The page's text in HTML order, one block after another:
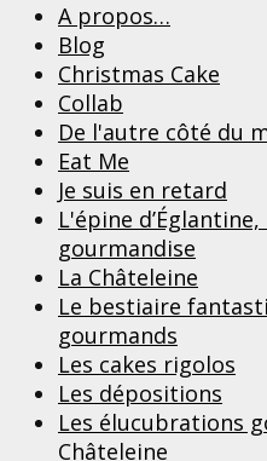
A propos…
Blog
Christmas Cake
Collab
De l'autre côté du
Eat Me
Je suis en retard
L'épine
gourmandise
La Châteleine
Le bestiaire
gourmands
Les cakes rigolos
Les dépositions
Les élucubrations
Châteleine